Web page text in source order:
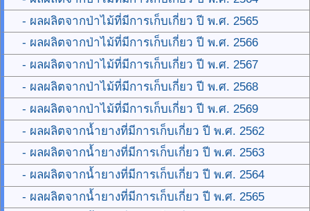
- ผลผลิตจากป่าไม้ที่มีการเก็บเกี่ยว ปี พ.ศ. 2565
- ผลผลิตจากป่าไม้ที่มีการเก็บเกี่ยว ปี พ.ศ. 2566
- ผลผลิตจากป่าไม้ที่มีการเก็บเกี่ยว ปี พ.ศ. 2567
- ผลผลิตจากป่าไม้ที่มีการเก็บเกี่ยว ปี พ.ศ. 2568
- ผลผลิตจากป่าไม้ที่มีการเก็บเกี่ยว ปี พ.ศ. 2569
- ผลผลิตจากน้ำยางที่มีการเก็บเกี่ยว ปี พ.ศ. 2562
- ผลผลิตจากน้ำยางที่มีการเก็บเกี่ยว ปี พ.ศ. 2563
- ผลผลิตจากน้ำยางที่มีการเก็บเกี่ยว ปี พ.ศ. 2564
- ผลผลิตจากน้ำยางที่มีการเก็บเกี่ยว ปี พ.ศ. 2565